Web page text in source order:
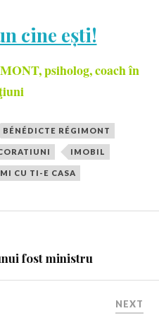
cine ești!
psiholog, coach în
BÉNÉDICTE RÉGIMONT
IMOBIL
CU TI-E CASA
fost ministru
NEXT